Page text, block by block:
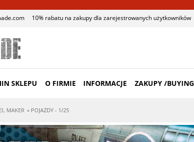
10% rabatu na zakupy dla zarejestrowanych użytkowników
SKLEPU O FIRMIE INFORMACJE ZAKUPY /BUYING
MAKER » POJAZDY - 1/25